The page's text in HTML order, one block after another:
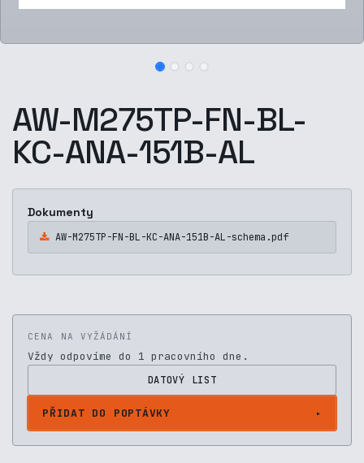
AW-M275TP-FN-BL-
KC-ANA-151B-AL
Dokumenty
AW-M275TP-FN-BL-KC-ANA-151B-AL-schema.pdf
CENA NA VYŽÁDÁNÍ
Vždy odpovíme do 1 pracovního dne.
DATOVÝ LIST
PŘIDAT DO POPTÁVKY